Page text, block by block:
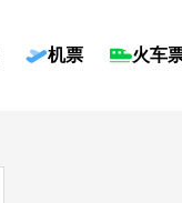
机票 火车